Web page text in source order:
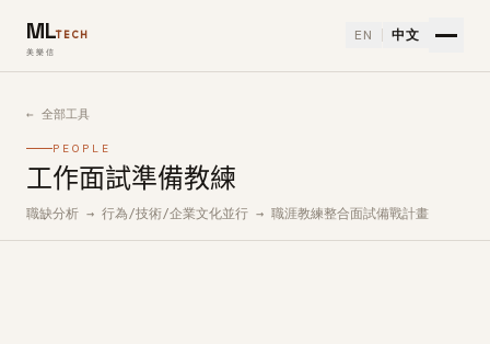
MLTECH
美樂信
EN 中文
← 全部工具
PEOPLE
工作面試準備教練
如何使用工作面試準備教練免費 AI 工具
職缺分析 → 行為/技術/企業文化並行 → 職涯教練整合面試備戰計畫